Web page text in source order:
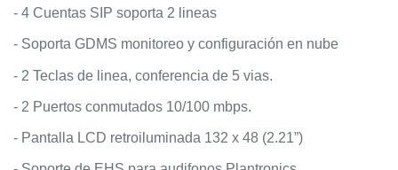
- 4 Cuentas SIP soporta 2 lineas
- Soporta GDMS monitoreo y configuración en nube
- 2 Teclas de linea, conferencia de 5 vias.
- 2 Puertos conmutados 10/100 mbps.
- Pantalla LCD retroiluminada 132 x 48 (2.21”)